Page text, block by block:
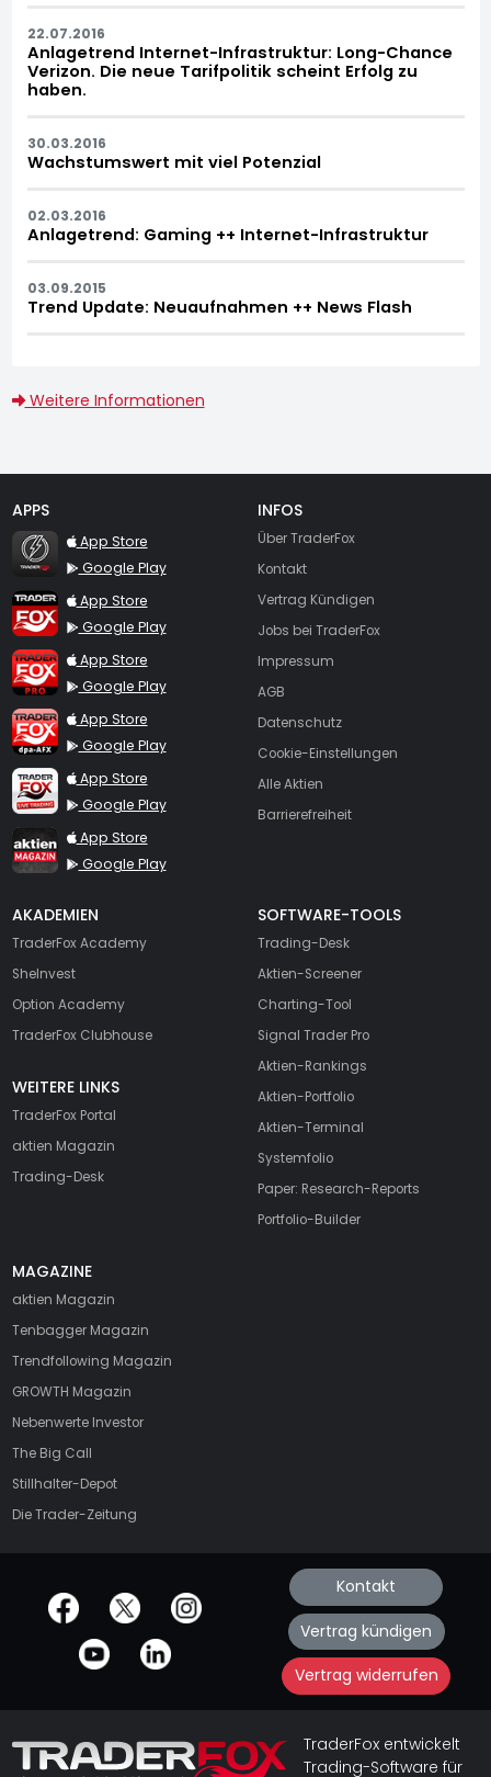
22.07.2016
Anlagetrend Internet-Infrastruktur: Long-Chance
Verizon. Die neue Tarifpolitik scheint Erfolg zu
haben.
30.03.2016
Wachstumswert mit viel Potenzial
02.03.2016
Anlagetrend: Gaming ++ Internet-Infrastruktur
03.09.2015
Trend Update: Neuaufnahmen ++ News Flash
Weitere Informationen
APPS
TraderFox Flash
App Store
Google Play
TraderFox App
App Store
Google Play
TraderFox Pro
App Store
Google Play
TraderFox dpa-AFX ProFeed
App Store
Google Play
TraderFox Live Trading
App Store
Google Play
TraderFox aktien Magazin
App Store
Google Play
INFOS
Über TraderFox
Kontakt
Vertrag Kündigen
Jobs bei TraderFox
Impressum
AGB
Datenschutz
Cookie-Einstellungen
Alle Aktien
Barrierefreiheit
AKADEMIEN
TraderFox Academy
SheInvest
Option Academy
TraderFox Clubhouse
WEITERE LINKS
TraderFox Portal
aktien Magazin
Trading-Desk
SOFTWARE-TOOLS
Trading-Desk
Aktien-Screener
Charting-Tool
Signal Trader Pro
Aktien-Rankings
Aktien-Portfolio
Aktien-Terminal
Systemfolio
Paper: Research-Reports
Portfolio-Builder
MAGAZINE
aktien Magazin
Tenbagger Magazin
Trendfollowing Magazin
GROWTH Magazin
Nebenwerte Investor
The Big Call
Stillhalter-Depot
Die Trader-Zeitung
offizielle Social Media-Accounts Kontakt
Vertrag kündigen
Vertrag widerrufen
TraderFox entwickelt
Trading-Software für